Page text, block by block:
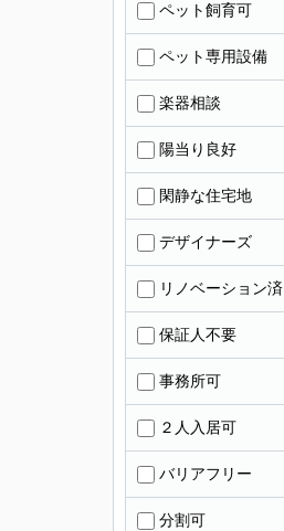
ペット飼育可
ペット専用設備
楽器相談
陽当り良好
閑静な住宅地
デザイナーズ
リノベーション済
保証人不要
事務所可
２人入居可
バリアフリー
分割可